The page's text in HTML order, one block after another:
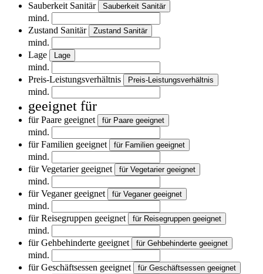
Sauberkeit Sanitär
Sauberkeit Sanitär
mind.
Zustand Sanitär
Zustand Sanitär
mind.
Lage
Lage
mind.
Preis-Leistungsverhältnis
Preis-Leistungsverhältnis
mind.
geeignet für
für Paare geeignet für Paare geeignet
mind.
für Familien geeignet
für Familien geeignet
mind.
für Vegetarier geeignet
für Vegetarier geeignet
mind.
für Veganer geeignet
für Veganer geeignet
mind.
für Reisegruppen geeignet
für Reisegruppen geeignet
mind.
für Gehbehinderte geeignet
für Gehbehinderte geeignet
mind.
für Geschäftsessen geeignet
für Geschäftsessen geeignet